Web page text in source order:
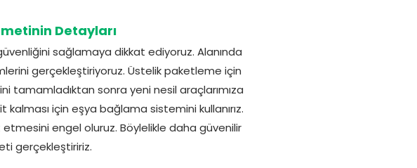
Detayları
sağlamaya dikkat ediyoruz. Alanında
gerçekleştiriyoruz. Üstelik paketleme için
sonra yeni nesil araçlarımıza
kalması için eşya bağlama sistemini kullanırız.
engel oluruz. Böylelikle daha güvenilir
gerçekleştiririz.